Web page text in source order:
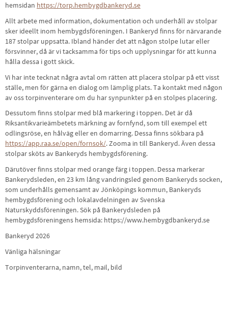
hemsidan https://torp.hembygdbankeryd.se
Allt arbete med information, dokumentation och underhåll av stolpar
sker ideellt inom hembygdsföreningen. I Bankeryd finns för närvarande
187 stolpar uppsatta. Ibland händer det att någon stolpe lutar eller
försvinner, då är vi tacksamma för tips och upplysningar för att kunna
hålla dessa i gott skick.
Vi har inte tecknat några avtal om rätten att placera stolpar på ett visst
ställe, men för gärna en dialog om lämplig plats. Ta kontakt med någon
av oss torpinventerare om du har synpunkter på en stolpes placering.
Dessutom finns stolpar med blå markering i toppen. Det är då
Riksantikvarieämbetets märkning av fornfynd, som till exempel ett
odlingsröse, en hålväg eller en domarring. Dessa finns sökbara på
https://app.raa.se/open/fornsok/. Zooma in till Bankeryd. Även dessa
stolpar sköts av Bankeryds hembygdsförening.
Därutöver finns stolpar med orange färg i toppen. Dessa markerar
Bankerydsleden, en 23 km lång vandringsled genom Bankeryds socken,
som underhålls gemensamt av Jönköpings kommun, Bankeryds
hembygdsförening och lokalavdelningen av Svenska
Naturskyddsföreningen. Sök på Bankerydsleden på
hembygdsföreningens hemsida: https://www.hembygdbankeryd.se
Bankeryd 2026
Vänliga hälsningar
Torpinventerarna, namn, tel, mail, bild